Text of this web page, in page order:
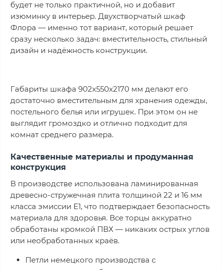
будет не только практичной, но и добавит
изюминку в интерьер. Двухстворчатый шкаф
Флора — именно тот вариант, который решает
сразу несколько задач: вместительность, стильный
дизайн и надёжность конструкции.
Габариты шкафа 902х550х2170 мм делают его
достаточно вместительным для хранения одежды,
постельного белья или игрушек. При этом он не
выглядит громоздко и отлично подходит для
комнат среднего размера.
Качественные материалы и продуманная
конструкция
В производстве использована ламинированная
древесно-стружечная плита толщиной 22 и 16 мм
класса эмиссии Е1, что подтверждает безопасность
материала для здоровья. Все торцы аккуратно
обработаны кромкой ПВХ — никаких острых углов
или необработанных краёв.
Петли немецкого производства с